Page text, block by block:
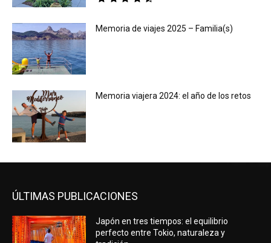
Memoria de viajes 2025 – Familia(s)
Memoria viajera 2024: el año de los retos
ÚLTIMAS PUBLICACIONES
Japón en tres tiempos: el equilibrio
perfecto entre Tokio, naturaleza y